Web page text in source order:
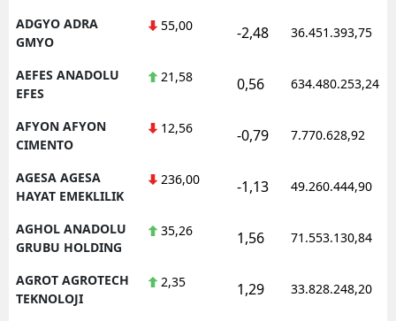
ADGYO ADRA
GMYO
55,00 -2,48 36.451.393,75
AEFES ANADOLU
EFES
21,58 0,56 634.480.253,24
AFYON AFYON
CIMENTO
12,56 -0,79 7.770.628,92
AGESA AGESA
HAYAT EMEKLILIK
236,00 -1,13 49.260.444,90
AGHOL ANADOLU
GRUBU HOLDING
35,26 1,56 71.553.130,84
AGROT AGROTECH
TEKNOLOJI
2,35 1,29 33.828.248,20